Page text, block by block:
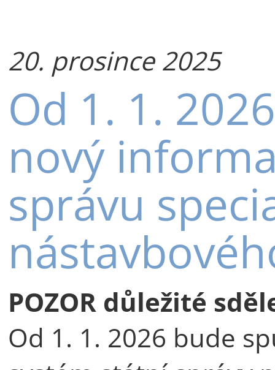
20. prosince 2025
Od 1. 1.
nový
správu
POZOR důležité
Od 1. 1. 2026 bude